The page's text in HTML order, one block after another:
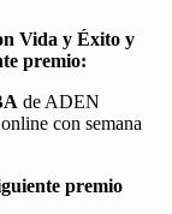
Vida y Éxito y
premio:
de ADEN
con semana
premio